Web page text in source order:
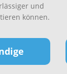
und
können.